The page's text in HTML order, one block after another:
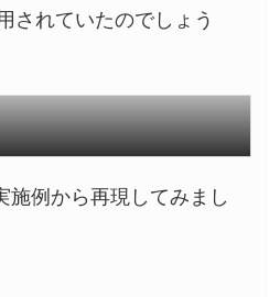
されていたのでしょう
施例から再現してみまし